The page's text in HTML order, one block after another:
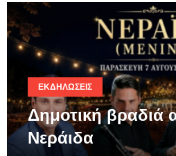
ΕΚΔΗΛΏΣΕΙΣ
Δημοτική βραδιά
Νεράιδα